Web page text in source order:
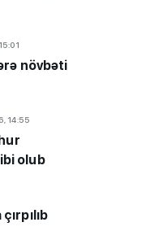
növbəti
14:55
olub